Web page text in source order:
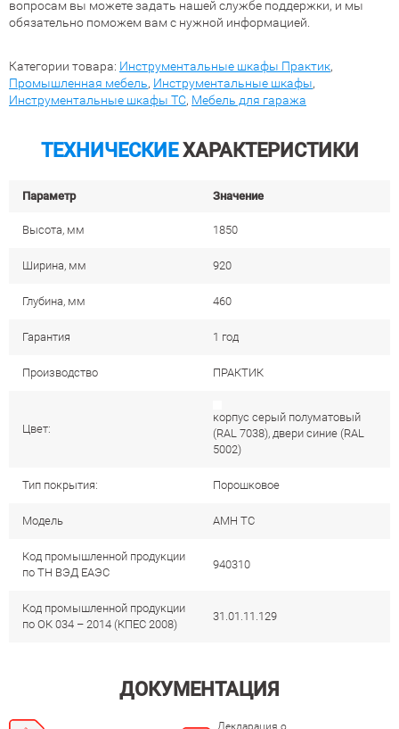
вопросам вы можете задать нашей службе поддержки, и мы
обязательно поможем вам с нужной информацией.
Категории товара: Инструментальные шкафы Практик,
Промышленная мебель, Инструментальные шкафы,
Инструментальные шкафы TC, Мебель для гаража
ТЕХНИЧЕСКИЕХАРАКТЕРИСТИКИ
Параметр Значение
Высота, мм 1850
Ширина, мм 920
Глубина, мм 460
Гарантия 1 год
Производство ПРАКТИК
Цвет:
корпус серый полуматовый
(RAL 7038), двери синие (RAL
5002)
Тип покрытия: Порошковое
Модель AMH TC
Код промышленной продукции
по ТН ВЭД ЕАЭС
940310
Код промышленной продукции
по ОК 034 – 2014 (КПЕС 2008)
31.01.11.129
ДОКУМЕНТАЦИЯ
Декларация о